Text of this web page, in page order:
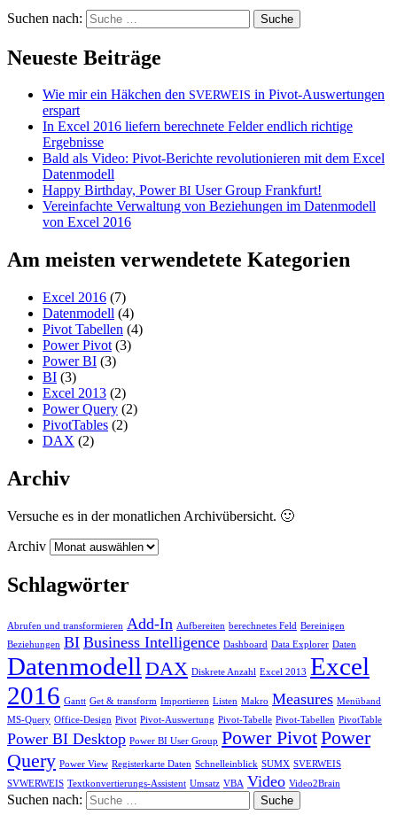
Suchen nach:
Neueste Beiträge
Wie mir ein Häkchen den SVERWEIS in Pivot-Auswertungen
erspart
In Excel 2016 liefern berechnete Felder endlich richtige
Ergebnisse
Bald als Video: Pivot-Berichte revolutionieren mit dem Excel
Datenmodell
Happy Birthday, PowerBI User Group Frankfurt!
Vereinfachte Verwaltung von Beziehungen im Datenmodell
von Excel 2016
Am meisten verwendetete Kategorien
Excel 2016 (7)
Datenmodell (4)
Pivot Tabellen (4)
Power Pivot (3)
Power BI (3)
BI (3)
Excel 2013 (2)
Power Query (2)
PivotTables (2)
DAX (2)
Archiv
Versuche es in der monatlichen Archivübersicht. 🙂
Archiv
Schlagwörter
Abrufen und transformieren Add-In Aufbereiten berechnetes Feld Bereinigen
Beziehungen BI Business Intelligence Dashboard Data Explorer Daten
Datenmodell DAX Diskrete Anzahl Excel 2013 Excel
2016 Gantt Get & transform Importieren Listen Makro Measures Menüband
MS-Query Office-Design Pivot Pivot-Auswertung Pivot-Tabelle Pivot-Tabellen PivotTable
Power BI Desktop Power BI User Group Power PivotPower
Query Power View Registerkarte Daten Schnelleinblick SUMX SVERWEIS
SVWERWEIS Textkonvertierungs-Assistent Umsatz VBA Video Video2Brain
Suchen nach: